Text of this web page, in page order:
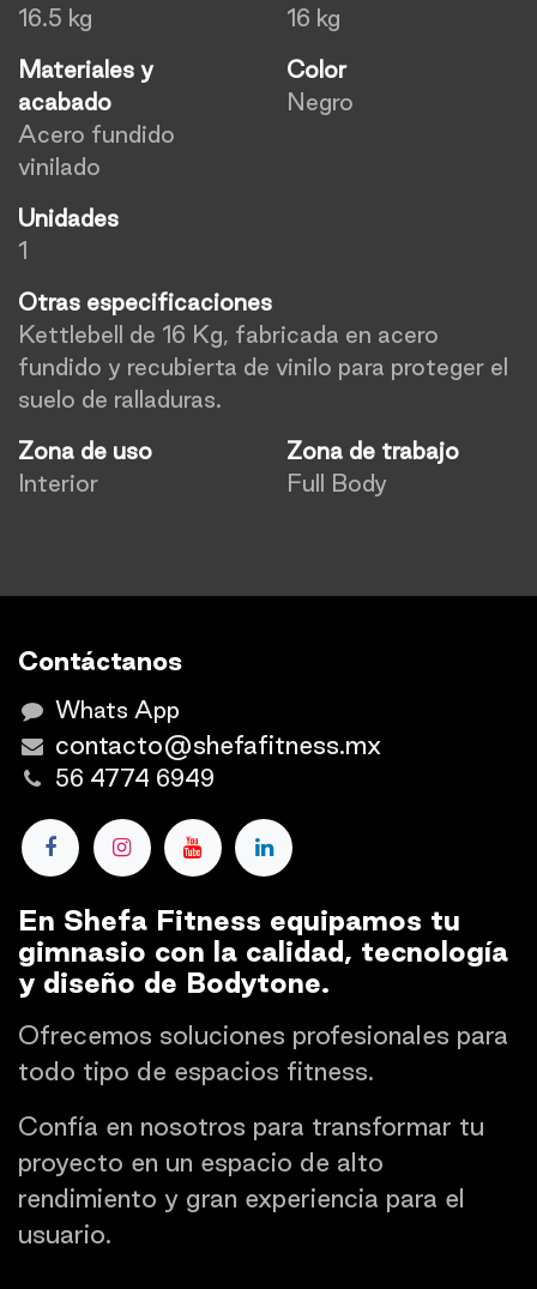
16.5 kg
16 kg
Materiales y
acabado
Acero fundido
vinilado
Color
Negro
Unidades
1
Otras especificaciones
Kettlebell de 16 Kg, fabricada en acero
fundido y recubierta de vinilo para proteger el
suelo de ralladuras.
Zona de uso
Interior
Zona de trabajo
Full Body
Contáctanos
Whats App
contacto@shefafitness.mx
56 4774 6949
En Shefa Fitness equipamos tu
gimnasio con la calidad, tecnología
y diseño de Bodytone.
Ofrecemos soluciones profesionales para
todo tipo de espacios fitness.
Confía en nosotros para transformar tu
proyecto en un espacio de alto
rendimiento y gran experiencia para el
usuario.